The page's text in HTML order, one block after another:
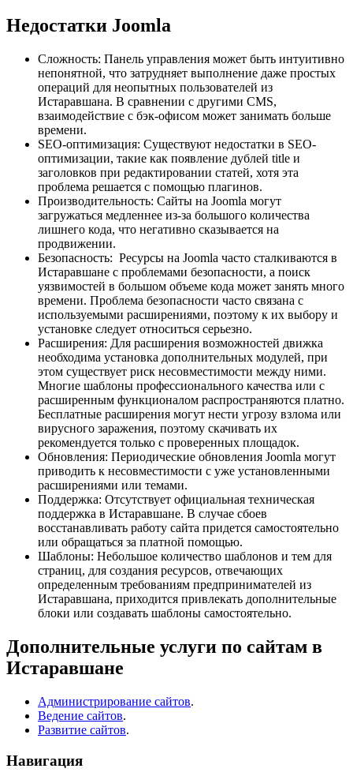
Недостатки Joomla
Сложность: Панель управления может быть интуитивно
непонятной, что затрудняет выполнение даже простых
операций для неопытных пользователей из
Истаравшана. В сравнении с другими CMS,
взаимодействие с бэк-офисом может занимать больше
времени.
SEO-оптимизация: Существуют недостатки в SEO-
оптимизации, такие как появление дублей title и
заголовков при редактировании статей, хотя эта
проблема решается с помощью плагинов.
Производительность: Сайты на Joomla могут
загружаться медленнее из-за большого количества
лишнего кода, что негативно сказывается на
продвижении.
Безопасность: Ресурсы на Joomla часто сталкиваются в
Истаравшане с проблемами безопасности, а поиск
уязвимостей в большом объеме кода может занять много
времени. Проблема безопасности часто связана с
используемыми расширениями, поэтому к их выбору и
установке следует относиться серьезно.
Расширения: Для расширения возможностей движка
необходима установка дополнительных модулей, при
этом существует риск несовместимости между ними.
Многие шаблоны профессионального качества или с
расширенным функционалом распространяются платно.
Бесплатные расширения могут нести угрозу взлома или
вирусного заражения, поэтому скачивать их
рекомендуется только с проверенных площадок.
Обновления: Периодические обновления Joomla могут
приводить к несовместимости с уже установленными
расширениями или темами.
Поддержка: Отсутствует официальная техническая
поддержка в Истаравшане. В случае сбоев
восстанавливать работу сайта придется самостоятельно
или обращаться за платной помощью.
Шаблоны: Небольшое количество шаблонов и тем для
страниц, для создания ресурсов, отвечающих
определенным требованиям предпринимателей из
Истаравшана, приходится привлекать дополнительные
блоки или создавать шаблоны самостоятельно.
Дополнительные услуги по сайтам в
Истаравшане
Администрирование сайтов.
Ведение сайтов.
Развитие сайтов.
Навигация